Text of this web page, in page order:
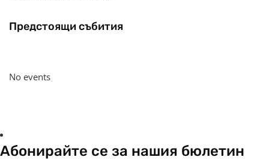
Предстоящи събития
No events
Абонирайте се за нашия бюлетин